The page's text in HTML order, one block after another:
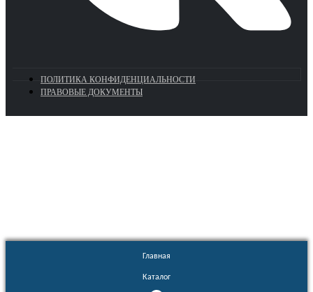
ПОЛИТИКА КОНФИДЕНЦИАЛЬНОСТИ
ПРАВОВЫЕ ДОКУМЕНТЫ
Главная
Каталог